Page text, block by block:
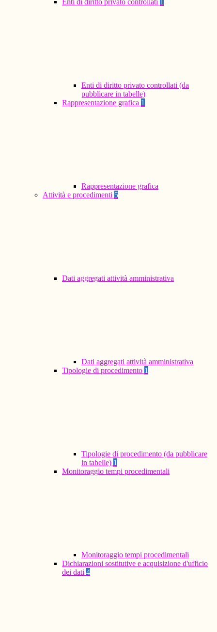
Enti di diritto privato controllati 1
Enti di diritto privato controllati (da
pubblicare in tabelle)
Rappresentazione grafica 1
Rappresentazione grafica
Attività e procedimenti 5
Dati aggregati attività amministrativa
Dati aggregati attività amministrativa
Tipologie di procedimento 1
Tipologie di procedimento (da pubblicare
in tabelle) 1
Monitoraggio tempi procedimentali
Monitoraggio tempi procedimentali
Dichiarazioni sostitutive e acquisizione d'ufficio
dei dati 4